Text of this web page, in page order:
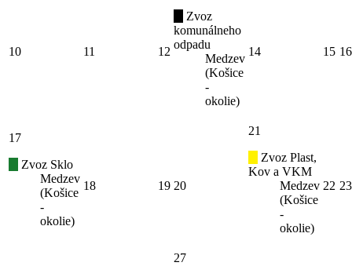
10 11 12
Zvoz
komunálneho
odpadu
Medzev
(Košice
-
okolie)
14 15 16
17
Zvoz Sklo
Medzev
(Košice
-
okolie)
18 19 20
21
Zvoz Plast,
Kov a VKM
Medzev
(Košice
-
okolie)
22 23
27